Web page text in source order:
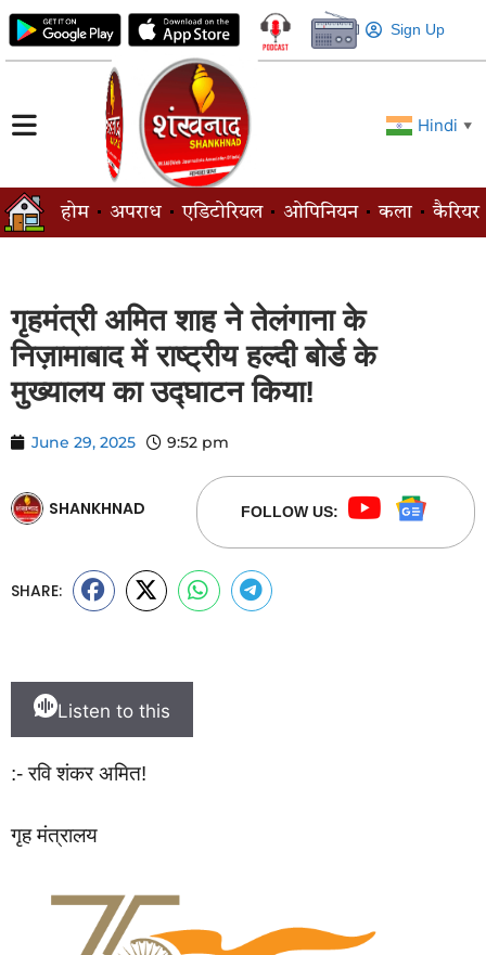
Sign Up
Hindi ▼
होम अपराध एडिटोरियल ओपिनियन कला कैरियर
गृहमंत्री अमित शाह ने तेलंगाना के
निज़ामाबाद में राष्ट्रीय हल्दी बोर्ड के
मुख्यालय का उद्घाटन किया!
June 29, 2025 9:52 pm
SHANKHNAD FOLLOW US:
SHARE:
Listen to this
:- रवि शंकर अमित!
गृह मंत्रालय